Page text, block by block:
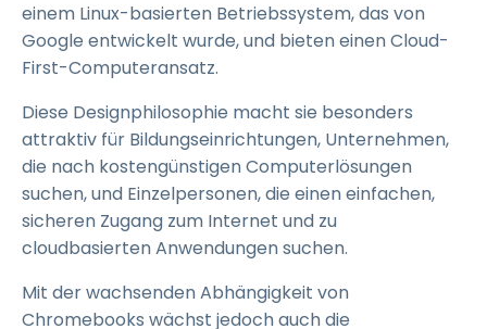
einem Linux-basierten Betriebssystem, das von
Google entwickelt wurde, und bieten einen Cloud-
First-Computeransatz.
Diese Designphilosophie macht sie besonders
attraktiv für Bildungseinrichtungen, Unternehmen,
die nach kostengünstigen Computerlösungen
suchen, und Einzelpersonen, die einen einfachen,
sicheren Zugang zum Internet und zu
cloudbasierten Anwendungen suchen.
Mit der wachsenden Abhängigkeit von
Chromebooks wächst jedoch auch die